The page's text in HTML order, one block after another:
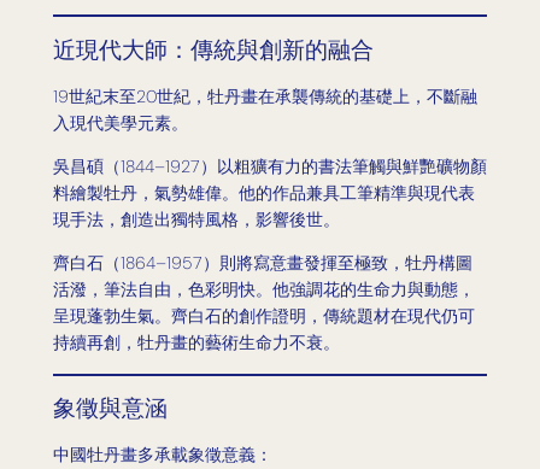
近現代大師：傳統與創新的融合
19世紀末至20世紀，牡丹畫在承襲傳統的基礎上，不斷融
入現代美學元素。
吳昌碩（1844–1927）以粗獷有力的書法筆觸與鮮艷礦物顏
料繪製牡丹，氣勢雄偉。他的作品兼具工筆精準與現代表
現手法，創造出獨特風格，影響後世。
齊白石（1864–1957）則將寫意畫發揮至極致，牡丹構圖
活潑，筆法自由，色彩明快。他強調花的生命力與動態，
呈現蓬勃生氣。齊白石的創作證明，傳統題材在現代仍可
持續再創，牡丹畫的藝術生命力不衰。
象徵與意涵
中國牡丹畫多承載象徵意義：